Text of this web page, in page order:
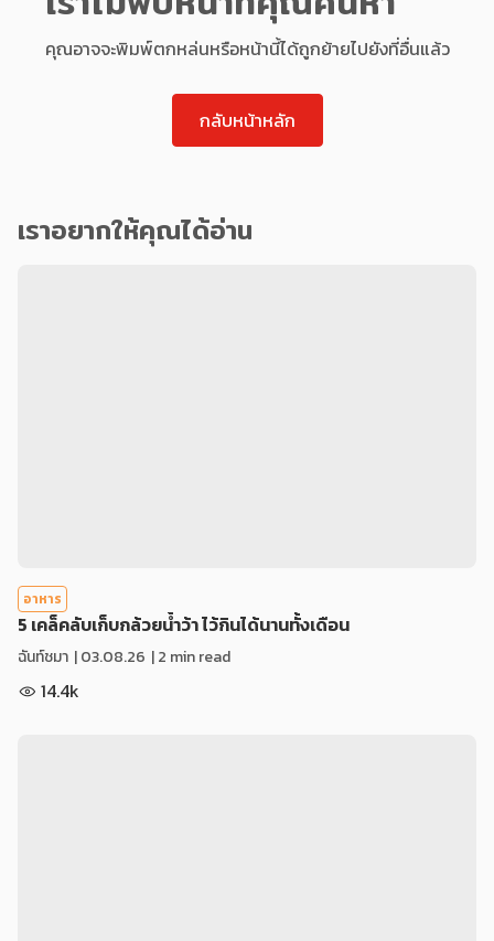
คุณอาจจะพิมพ์ตกหล่นหรือหน้านี้ได้ถูกย้ายไปยังที่อื่นแล้ว
กลับหน้าหลัก
เราอยากให้คุณได้อ่าน
อาหาร
5 เคล็คลับเก็บกล้วยน้ำว้า ไว้กินได้นานทั้งเดือน
ฉันท์ชมา |03.08.26 | 2 min read
14.4k